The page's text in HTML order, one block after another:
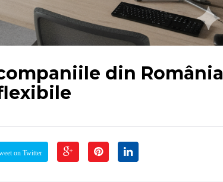
din România
on Twitter